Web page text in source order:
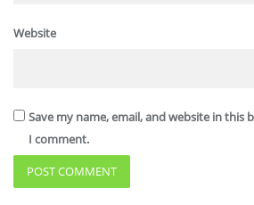
Website
Save my name, email, and website in this
I comment.